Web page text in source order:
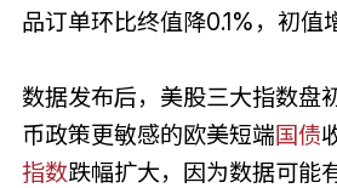
品订单环比终值降0.1%，初值
数据发布后，美股三大指数盘
币政策更敏感的欧美短端国债
指数跌幅扩大，因为数据可能